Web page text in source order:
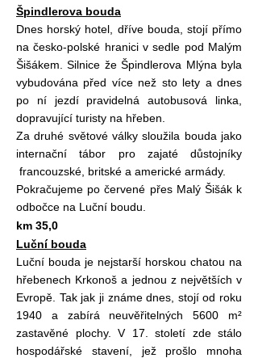
Špindlerova bouda
Dnes horský hotel, dříve bouda, stojí přímo
na česko-polské hranici v sedle pod Malým
Šišákem. Silnice že Špindlerova Mlýna byla
vybudována před více než sto lety a dnes
po ní jezdí pravidelná autobusová linka,
dopravující turisty na hřeben.
Za druhé světové války sloužila bouda jako
internační tábor pro zajaté důstojníky
francouzské, britské a americké armády.
Pokračujeme po červené přes Malý Šišák k
odbočce na Luční boudu.
km 35,0
Luční bouda
Luční bouda je nejstarší horskou chatou na
hřebenech Krkonoš a jednou z největších v
Evropě. Tak jak ji známe dnes, stojí od roku
1940 a zabírá neuvěřitelných 5600 m²
zastavěné plochy. V 17. století zde stálo
hospodářské stavení, jež prošlo mnoha